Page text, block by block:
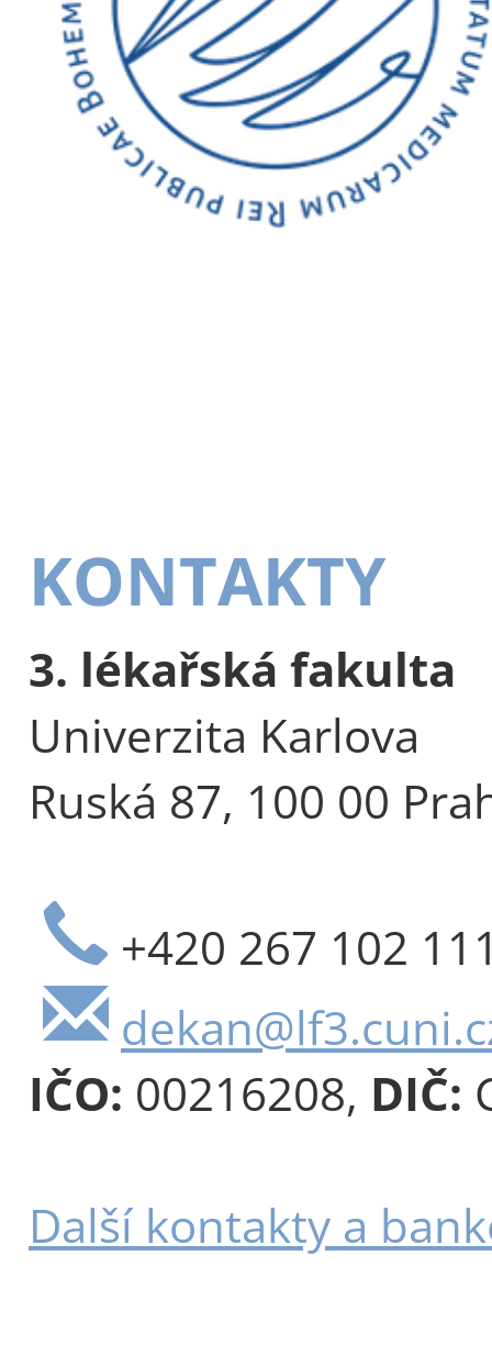
KONTAKTY
3. lékařská fakulta
Univerzita Karlova
Ruská 87, 100 00
+420 267 102
IČO: 00216208, DIČ:
Další kontakty a